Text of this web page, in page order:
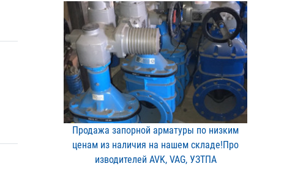
Продажа запорной арматур​ы по низким
ценам из нал​ичия на нашем складе!Про​
изводителей AVK, VAG, УЗ​ТПА